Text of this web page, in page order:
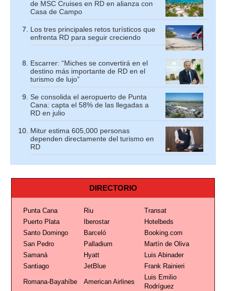
de MSC Cruises en RD en alianza con
Casa de Campo
Los tres principales retos turísticos que
enfrenta RD para seguir creciendo
Escarrer: “Miches se convertirá en el
destino más importante de RD en el
turismo de lujo”
Se consolida el aeropuerto de Punta
Cana: capta el 58% de las llegadas a
RD en julio
Mitur estima 605,000 personas
dependen directamente del turismo en
RD
DIRECTORIO
Punta Cana Riu
Transat
Puerto Plata
Iberostar
Hotelbeds
Santo Domingo
Barceló
Booking.com
San Pedro
Palladium
Martín de Oliva
Samaná
Hyatt
Luis Abinader
Santiago
JetBlue Frank Rainieri
Romana-Bayahíbe American Airlines
Luis Emilio
Rodríguez